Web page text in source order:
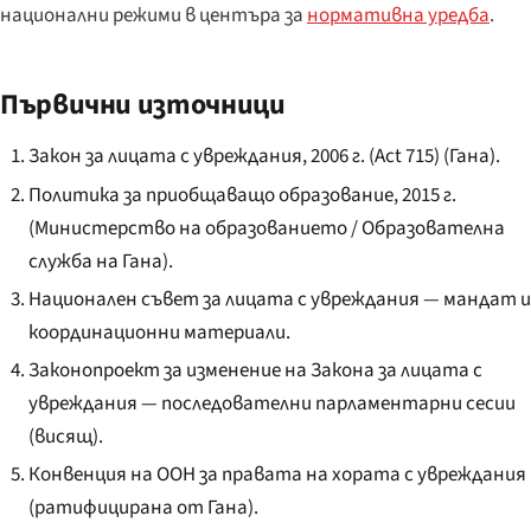
национални режими в центъра занормативна уредба.
Първични източници
Закон за лицата с увреждания, 2006 г. (Act 715) (Гана).
Политика за приобщаващо образование, 2015 г.
(Министерство на образованието / Образователна
служба на Гана).
Национален съвет за лицата с увреждания — мандат и
координационни материали.
Законопроект за изменение на Закона за лицата с
увреждания — последователни парламентарни сесии
(висящ).
Конвенция на ООН за правата на хората с увреждания
(ратифицирана от Гана).